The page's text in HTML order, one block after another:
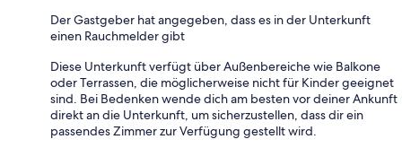
Der Gastgeber hat angegeben, dass es in der Unterkunft
einen Rauchmelder gibt
Diese Unterkunft verfügt über Außenbereiche wie Balkone
oder Terrassen, die möglicherweise nicht für Kinder geeignet
sind. Bei Bedenken wende dich am besten vor deiner Ankunft
direkt an die Unterkunft, um sicherzustellen, dass dir ein
passendes Zimmer zur Verfügung gestellt wird.